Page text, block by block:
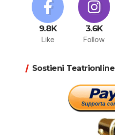
9.8K
Like
3.6K
Follow
Sostieni Teatrionline